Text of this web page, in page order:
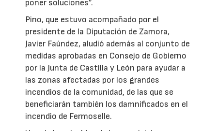
poner soluciones”.
Pino, que estuvo acompañado por el
presidente de la Diputación de Zamora,
Javier Faúndez, aludió además al conjunto de
medidas aprobadas en Consejo de Gobierno
por la Junta de Castilla y León para ayudar a
las zonas afectadas por los grandes
incendios de la comunidad, de las que se
beneficiarán también los damnificados en el
incendio de Fermoselle.